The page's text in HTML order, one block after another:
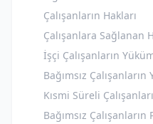
Çalışanların Hakları
Çalışanlara Sağlanan
İşçi Çalışanların
Bağımsız
Kısmi Süreli
Bağımsız